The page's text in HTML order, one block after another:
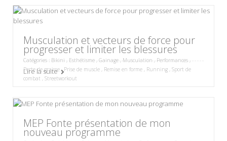
Musculation et vecteurs de force pour
progresser et limiter les blessures
Catégories : Bikini , Esthétisme,Gainage,Musculation, Performances,
Perte de graisse,Prise de muscle Remise en forme Running Sport de
combat
Streetworkout
Lire la suite
MEP Fonte présentation de mon
nouveau programme